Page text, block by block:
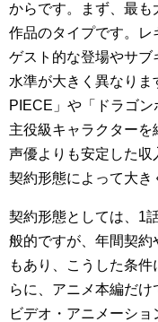
からです。まず、最も
作品のタイプです。レ
ゲスト的な登場やサ
水準が大きく異なり
PIECE」や「ドラゴ
主役級キャラクター
声優よりも安定した
契約形態によって大き
契約形態としては、1
般的ですが、年間契約
もあり、こうした条
らに、アニメ本編だけ
ビデオ・アニメーシ